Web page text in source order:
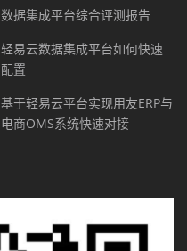
数据集成平台综合评测报告
轻易云数据集成平台如何快速
配置
基于轻易云平台实现用友ERP与
电商OMS系统快速对接